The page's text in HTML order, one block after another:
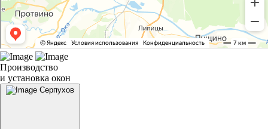
Производство
и установка окон
Серпухов